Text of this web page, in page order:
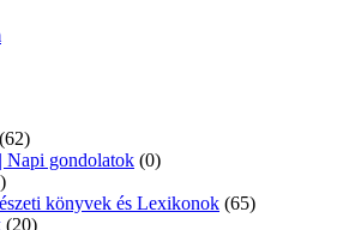
(62)
Napi gondolatok (0)
könyvek és Lexikonok (65)
(20)